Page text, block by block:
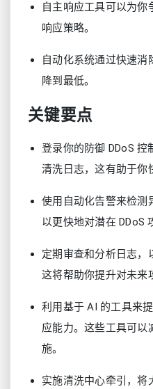
自主响应工具可以为你
响应策略。
自动化系统通过快速消
降到最低。
关键要点
登录你的防御 DDoS 控
清洗日志，这有助于你
使用自动化告警来检测
以更快地对潜在 DDoS
定期审查和分析日志，
这将帮助你提升对未来
利用基于 AI 的工具来
应能力。这些工具可以
施。
实施清洗中心牵引，将